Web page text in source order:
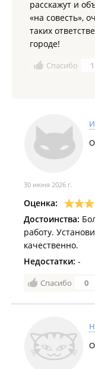
расскажут и
«на совесть»,
таких
городе!
Спасибо 1
30 июня 2026 г.
Оценка:
Достоинства:
работу.
качественно.
Недостатки: -
Спасибо 0